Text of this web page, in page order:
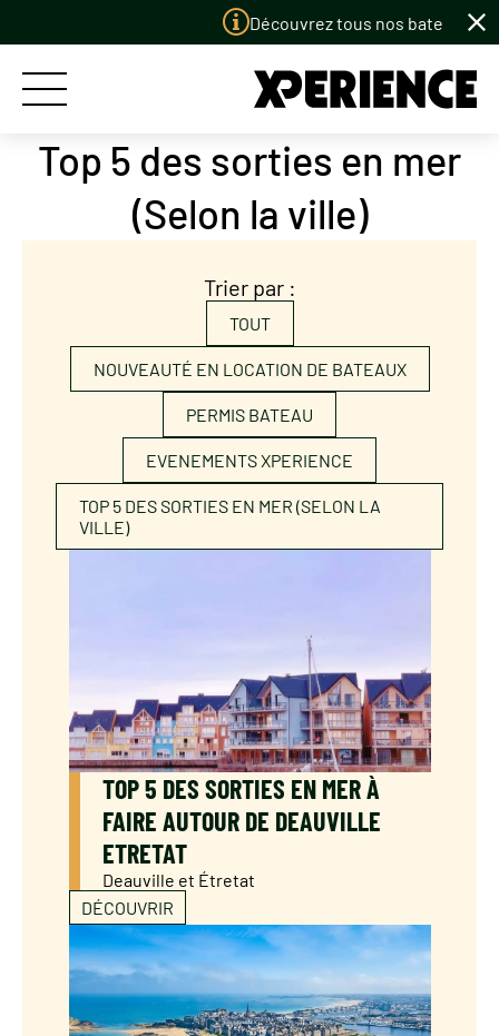
Découvrez tous nos bateaux à
LES PORTS
LE CONCEPT
PERMIS BATEAU
LE CLUB
Location
Nous situer
Top 5 des sorties en mer
(Selon la ville)
Trier par :
TOUT
NOUVEAUTÉ EN LOCATION DE BATEAUX
PERMIS BATEAU
EVENEMENTS XPERIENCE
TOP 5 DES SORTIES EN MER (SELON LA
VILLE)
TOP 5 DES SORTIES EN MER À
FAIRE AUTOUR DE DEAUVILLE
ETRETAT
Deauville et Étretat
DÉCOUVRIR
Panneau de gestion des cookies